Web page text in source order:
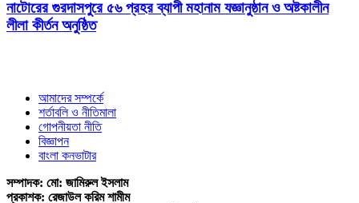
নাটোরের গুরদাসপুরে ৫৬ প্রহর ব্যাপী মহানাম যজ্ঞানুষ্ঠান ও অষ্টকালীন
লীলা কীর্তন অনুষ্ঠিত
আমাদের সম্পর্কে
শর্তাবলি ও নীতিমালা
গোপনীয়তা নীতি
বিজ্ঞাপন
বাংলা কনভাটার
সম্পাদক: মো: জামিরুল ইসলাম
প্রকাশক: রেজাউল করিম শামীম